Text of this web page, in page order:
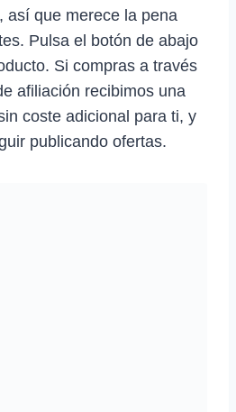
así que merece la pena
Pulsa el botón de abajo
Si compras a través
afiliación recibimos una
coste adicional para ti, y
publicando ofertas.